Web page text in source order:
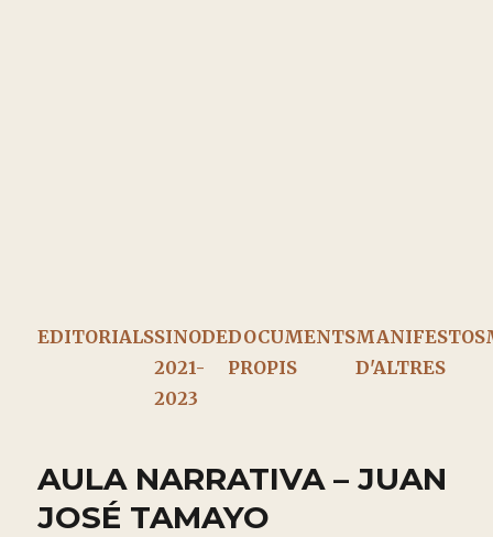
EDITORIALSSINODE
2021-
2023
DOCUMENTS
PROPIS
MANIFESTOS
D'ALTRES
AULA NARRATIVA – JUAN
JOSÉ TAMAYO